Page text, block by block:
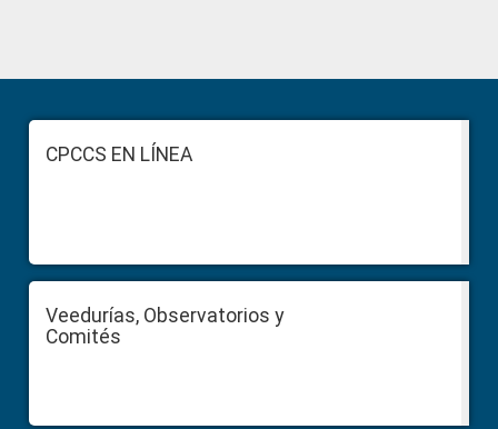
Sidebar
FooterCPCCS EN LÍNEA
Veedurías, Observatorios y
Comités